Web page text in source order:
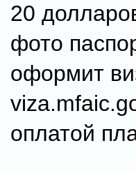
20
фото
оформит
оплатой